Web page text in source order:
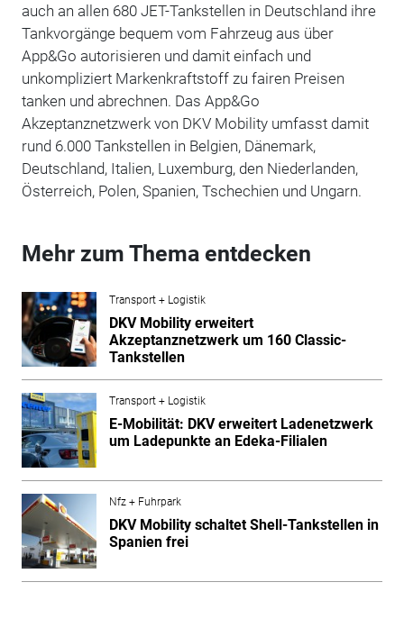
auch an allen 680 JET-Tankstellen in Deutschland ihre
Tankvorgänge bequem vom Fahrzeug aus über
App&Go autorisieren und damit einfach und
unkompliziert Markenkraftstoff zu fairen Preisen
tanken und abrechnen. Das App&Go
Akzeptanznetzwerk von DKV Mobility umfasst damit
rund 6.000 Tankstellen in Belgien, Dänemark,
Deutschland, Italien, Luxemburg, den Niederlanden,
Österreich, Polen, Spanien, Tschechien und Ungarn.
Mehr zum Thema entdecken
Transport + Logistik
DKV Mobility erweitert
Akzeptanznetzwerk um 160 Classic-
Tankstellen
Transport + Logistik
E-Mobilität: DKV erweitert Ladenetzwerk
um Ladepunkte an Edeka-Filialen
Nfz + Fuhrpark
DKV Mobility schaltet Shell-Tankstellen in
Spanien frei